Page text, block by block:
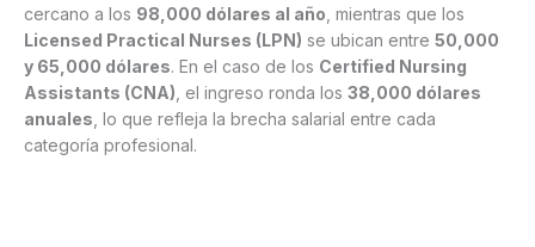
cercano a los 98,000 dólares al año , mientras que los
Licensed Practical Nurses (LPN) se ubican entre 50,000
y 65,000 dólares. En el caso de los Certified Nursing
Assistants (CNA) , el ingreso ronda los 38,000 dólares
anuales , lo que refleja la brecha salarial entre cada
categoría profesional.